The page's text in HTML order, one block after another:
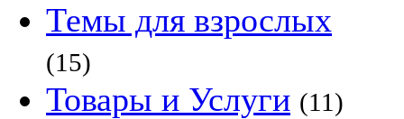
Темы для взрослых
(15)
Товары и Услуги (11)